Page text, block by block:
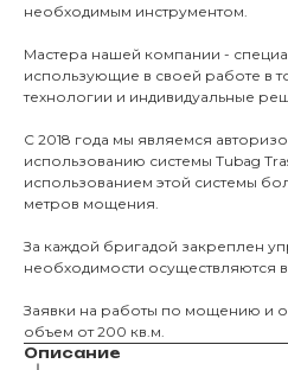
необходимым инструментом.
Мастера нашей компании -
использующие в своей работе в
технологии и индивидуальные
С 2018 года мы являемся
использованию системы Tubag
использованием этой системы
метров мощения.
За каждой бригадой закреплен
необходимости осуществляются
Заявки на работы по мощению и
объем от 200 кв.м.
Описание